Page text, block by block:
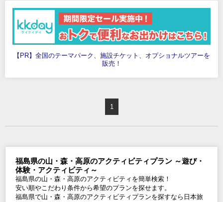
【PR】全国のテーマパーク、施設チケット、オプショナルツアーを
販売！
1
福島県の山・森・高原のアクティビティプラン ～遊び・
体験・アクティビティ～
福島県の山・森・高原のアクティビティを簡単検索！
安い順やこだわり条件から希望のプランを探せます。
福島県で山・森・高原のアクティビティプランを探すなら日本旅